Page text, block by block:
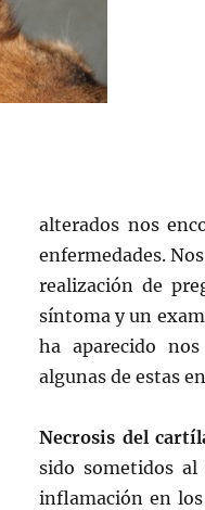
alterados nos
enfermedades.
realización de
síntoma y un
ha aparecido
algunas de estas
Necrosis del
sido sometidos al
inflamación en los